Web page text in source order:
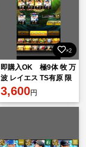
×2
即購入OK 極9体 牧 万
波 レイエス TS有原 限
凸3枚
3,600円